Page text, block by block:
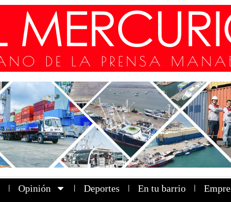
Opinión Deportes En tu barrio